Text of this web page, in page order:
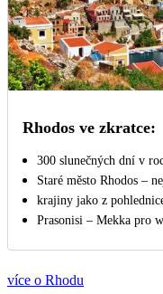
Rhodos ve zkratce:
300 slunečných dní v
Staré město Rhodos –
krajiny jako z
Prasonisi – Mekka pro
více o Rhodu